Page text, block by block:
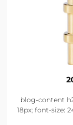
.blog-content
18px; font-size: